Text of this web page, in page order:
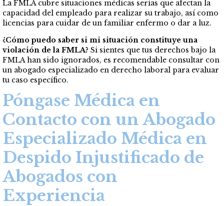
La FMLA cubre situaciones médicas serias que afectan la
capacidad del empleado para realizar su trabajo, así como
licencias para cuidar de un familiar enfermo o dar a luz.
¿Cómo puedo saber si mi situación constituye una
violación de la FMLA? Si sientes que tus derechos bajo la
FMLA han sido ignorados, es recomendable consultar con
un abogado especializado en derecho laboral para evaluar
tu caso específico.
Póngase Médica en
Contacto con un Abogado
Especializado Médica en
Despido Injustificado de
Abogados con
Experiencia